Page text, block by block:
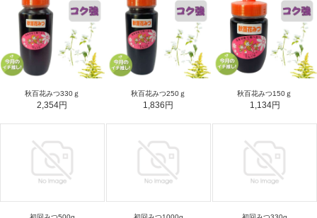
秋百花みつ330ｇ
2,354円
秋百花みつ250ｇ
1,836円
秋百花みつ150ｇ
1,134円